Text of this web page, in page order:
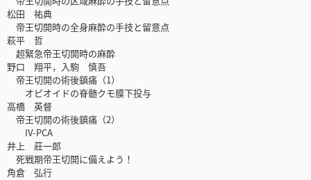
松田 祐典
帝王切開時の全身麻酔の手技と留意点
萩平 哲
超緊急帝王切開時の麻酔
野口 翔平，入駒 慎吾
帝王切開の術後鎮痛（1）
オピオイドの脊髄クモ膜下投与
高橋 英督
帝王切開の術後鎮痛（2）
IV-PCA
井上 莊一郎
死戦期帝王切開に備えよう！
角倉 弘行